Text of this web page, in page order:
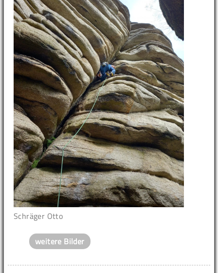
Schräger Otto
weitere Bilder